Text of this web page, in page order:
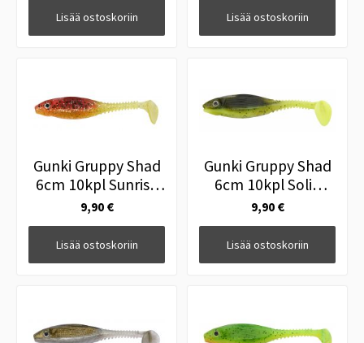
Lisää ostoskoriin Lisää ostoskoriin
Gunki Gruppy Shad
6cm 10kpl Sunrise
Shad
9,90 €
Lisää ostoskoriin
Gunki Gruppy Shad
6cm 10kpl Solid
brown Chart
9,90 €
Lisää ostoskoriin